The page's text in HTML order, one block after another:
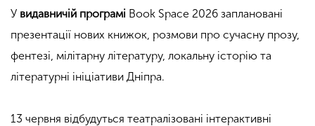
У видавничій програмі Book Space 2026 заплановані
презентації нових книжок, розмови про сучасну прозу,
фентезі, мілітарну літературу, локальну історію та
літературні ініціативи Дніпра.
13 червня відбудуться театралізовані інтерактивні